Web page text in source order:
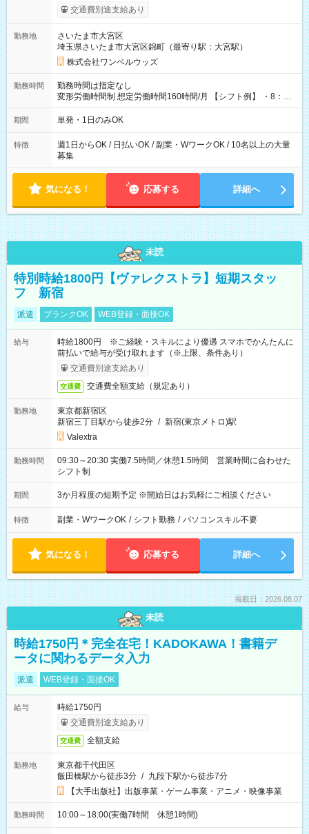
いOK！（規定あり） ┗働いたその日に現金GET♪ お仕事後はコ
ンビニATMから 日払い分を引き落とせます！ 【試用期間】試
交通費別途支給あり
勤務地
さいたま市大宮区
埼玉県さいたま市大宮区錦町（最寄り駅：大宮駅）
株式会社ワンベルウッズ
勤務時間
勤務時間は指定なし
変形労働時間制 想定労働時間160時間/月 【シフト例】 ・8：00
～21：00
期間 単発・1日のみOK
特徴
週1日からOK / 日払いOK / 副業・WワークOK / 10名以上の大量
募集
気になる！ 応募する 詳細へ
未読
特別時給1800円【ヴァレクストラ】短期スタッ
フ 新宿
派遣 ブランクOK WEB登録・面接OK
給与
時給1800円 ※ご経験・スキルにより優遇 スマホでかんたんに
前払いで給与が受け取れます（※上限、条件あり）
交通費別途支給あり
交通費 交通費全額支給（規定あり）
勤務地
東京都新宿区
新宿三丁目駅から徒歩2分 / 新宿(東京メトロ)駅
Valextra
勤務時間
09:30～20:30 実働7.5時間／休憩1.5時間 営業時間に合わせた
シフト制
期間 3か月程度の短期予定 ※開始日はお気軽にご相談ください
特徴 副業・WワークOK / シフト勤務 / パソコンスキル不要
気になる！ 応募する 詳細へ
掲載日：2026.08.07
未読
時給1750円＊完全在宅！KADOKAWA！書籍デ
ータに関わるデータ入力
派遣 WEB登録・面接OK
給与
時給1750円
交通費別途支給あり
交通費 全額支給
勤務地
東京都千代田区
飯田橋駅から徒歩3分 / 九段下駅から徒歩7分
【大手出版社】出版事業・ゲーム事業・アニメ・映像事業
勤務時間 10:00～18:00(実働7時間 休憩1時間)